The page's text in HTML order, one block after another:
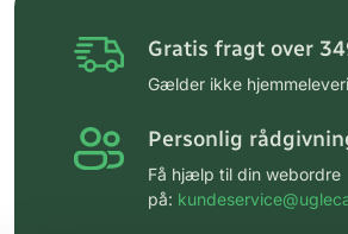
Gratis fragt over
Gælder ikke
Personlig
Få hjælp til din webordre
på: